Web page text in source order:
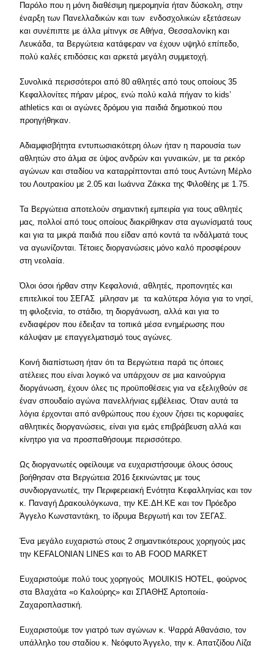
Παρόλο που η μόνη διαθέσιμη ημερομηνία ήταν δύσκολη, στην
έναρξη των Πανελλαδικών και των ενδοσχολικών εξετάσεων
και συνέπιπτε με άλλα μίτινγκ σε Αθήνα, Θεσσαλονίκη και
Λευκάδα, τα Βεργώτεια κατάφεραν να έχουν υψηλό επίπεδο,
πολύ καλές επιδόσεις και αρκετά μεγάλη συμμετοχή.
Συνολικά περισσότεροι από 80 αθλητές από τους οποίους 35
Κεφαλλονίτες πήραν μέρος, ενώ πολύ καλά πήγαν το kids’
athletics και οι αγώνες δρόμου για παιδιά δημοτικού που
προηγήθηκαν.
Αδιαμφισβήτητα εντυπωσιακότερη όλων ήταν η παρουσία των
αθλητών στο άλμα σε ύψος ανδρών και γυναικών, με τα ρεκόρ
αγώνων και σταδίου να καταρρίπτονται από τους Αντώνη Μέρλο
του Λουτρακίου με 2.05 και Ιωάννα Ζάκκα της Φιλοθέης με 1.75.
Τα Βεργώτεια αποτελούν σημαντική εμπειρία για τους αθλητές
μας, πολλοί από τους οποίους διακρίθηκαν στα αγωνίσματά τους
και για τα μικρά παιδιά που είδαν από κοντά τα ινδάλματά τους
να αγωνίζονται. Τέτοιες διοργανώσεις μόνο καλό προσφέρουν
στη νεολαία.
Όλοι όσοι ήρθαν στην Κεφαλονιά, αθλητές, προπονητές και
επιτελικοί του ΣΕΓΑΣ μίλησαν με τα καλύτερα λόγια για το νησί,
τη φιλοξενία, το στάδιο, τη διοργάνωση, αλλά και για το
ενδιαφέρον που έδειξαν τα τοπικά μέσα ενημέρωσης που
κάλυψαν με επαγγελματισμό τους αγώνες.
Κοινή διαπίστωση ήταν ότι τα Βεργώτεια παρά τις όποιες
ατέλειες που είναι λογικό να υπάρχουν σε μια καινούργια
διοργάνωση, έχουν όλες τις προϋποθέσεις για να εξελιχθούν σε
έναν σπουδαίο αγώνα πανελλήνιας εμβέλειας. Όταν αυτά τα
λόγια έρχονται από ανθρώπους που έχουν ζήσει τις κορυφαίες
αθλητικές διοργανώσεις, είναι για εμάς επιβράβευση αλλά και
κίνητρο για να προσπαθήσουμε περισσότερο.
Ως διοργανωτές οφείλουμε να ευχαριστήσουμε όλους όσους
βοήθησαν στα Βεργώτεια 2016 ξεκινώντας με τους
συνδιοργανωτές, την Περιφερειακή Ενότητα Κεφαλληνίας και τον
κ. Παναγή Δρακουλόγκωνα, την ΚΕ.ΔΗ.ΚΕ και τον Πρόεδρο
Άγγελο Κωνσταντάκη, το ίδρυμα Βεργωτή και τον ΣΕΓΑΣ.
Ένα μεγάλο ευχαριστώ στους 2 σημαντικότερους χορηγούς μας
την KEFALONIAN LINES και το AB FOOD MARKET
Ευχαριστούμε πολύ τους χορηγούς MOUIKIS HOTEL, φούρνος
στα Βλαχάτα «ο Καλούρης» και ΣΠΑΘΗΣ Αρτοποιία-
Ζαχαροπλαστική.
Ευχαριστούμε τον γιατρό των αγώνων κ. Ψαρρά Αθανάσιο, τον
υπάλληλο του σταδίου κ. Νεόφυτο Άγγελο, την κ. Απατζίδου Λίζα